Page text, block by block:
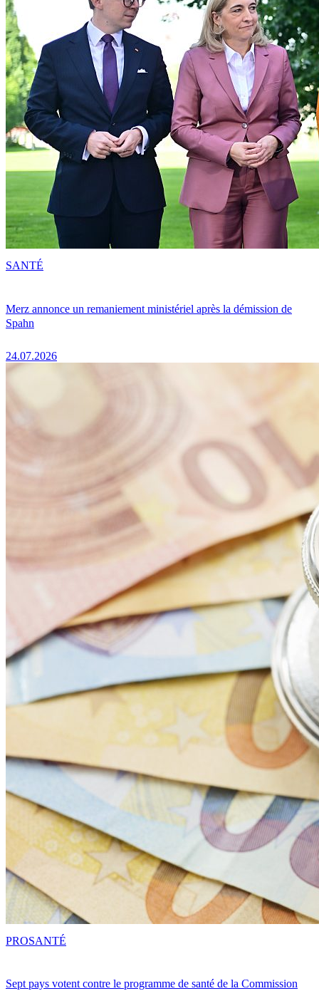
Merz annonce un remaniement ministériel après la démission de
Spahn
24.07.2026
SANTÉ
Sept pays votent contre le programme de santé de la Commission
PROSANTÉ